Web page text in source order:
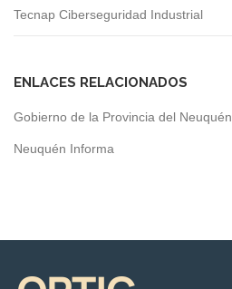
Tecnap Ciberseguridad Industrial
ENLACES RELACIONADOS
Gobierno de la Provincia del Neuquén
Neuquén Informa